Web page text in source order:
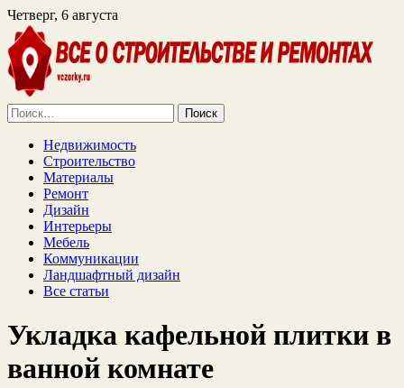
Четверг, 6 августа
Найти:
Недвижимость
Строительство
Материалы
Ремонт
Дизайн
Интерьеры
Мебель
Коммуникации
Ландшафтный дизайн
Все статьи
Укладка кафельной плитки в
ванной комнате